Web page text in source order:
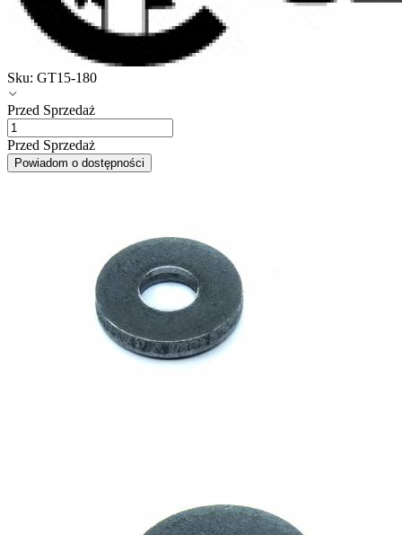
Sku: GT15-180
Przed Sprzedaż
Przed Sprzedaż
Powiadom o dostępności